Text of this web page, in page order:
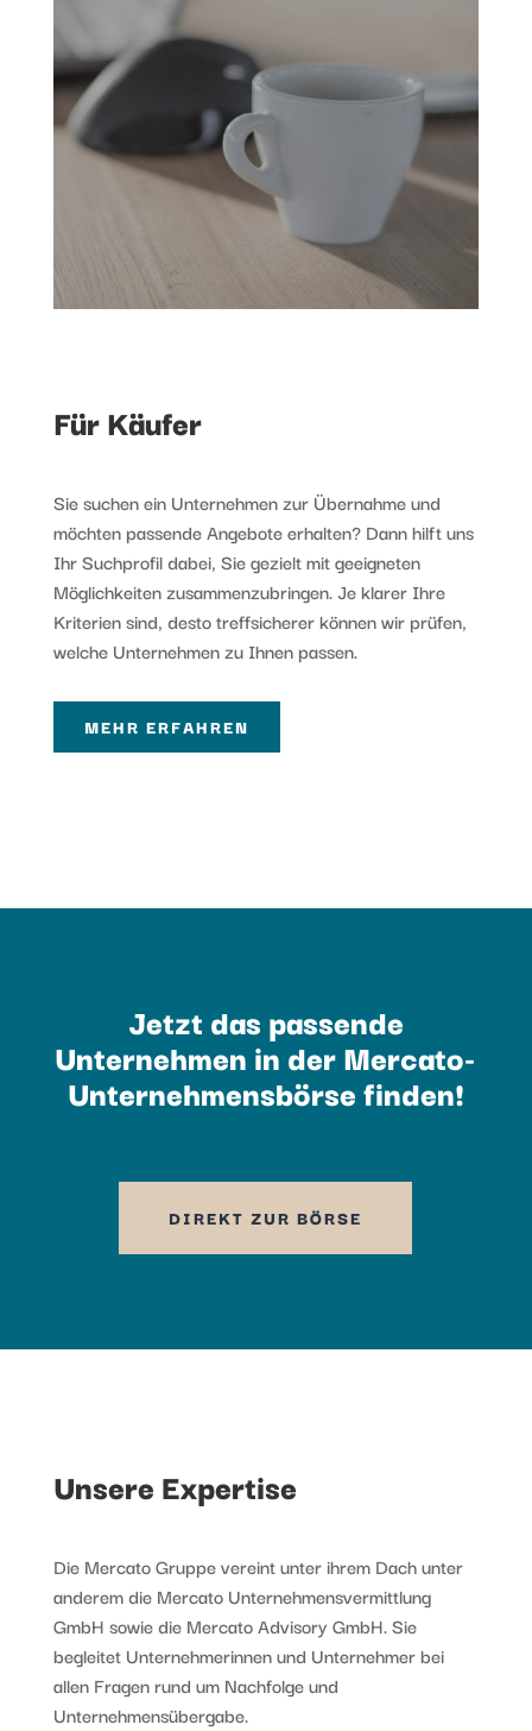
Für Käufer
Sie suchen ein Unternehmen zur Übernahme und
möchten passende Angebote erhalten? Dann hilft uns
Ihr Suchprofil dabei, Sie gezielt mit geeigneten
Möglichkeiten zusammenzubringen. Je klarer Ihre
Kriterien sind, desto treffsicherer können wir prüfen,
welche Unternehmen zu Ihnen passen.
MEHR ERFAHREN
Jetzt das passende
Unternehmen in der Mercato-
Unternehmensbörse finden!
DIREKT ZUR BÖRSE
Unsere Expertise
Die Mercato Gruppe vereint unter ihrem Dach unter
anderem die Mercato Unternehmensvermittlung
GmbH sowie die Mercato Advisory GmbH. Sie
begleitet Unternehmerinnen und Unternehmer bei
allen Fragen rund um Nachfolge und
Unternehmensübergabe.